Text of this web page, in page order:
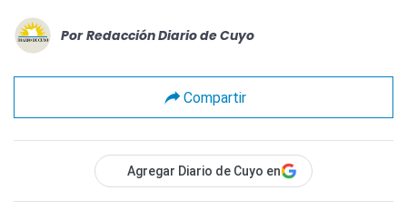
Por Redacción Diario de Cuyo
Compartir
Agregar Diario de Cuyo en